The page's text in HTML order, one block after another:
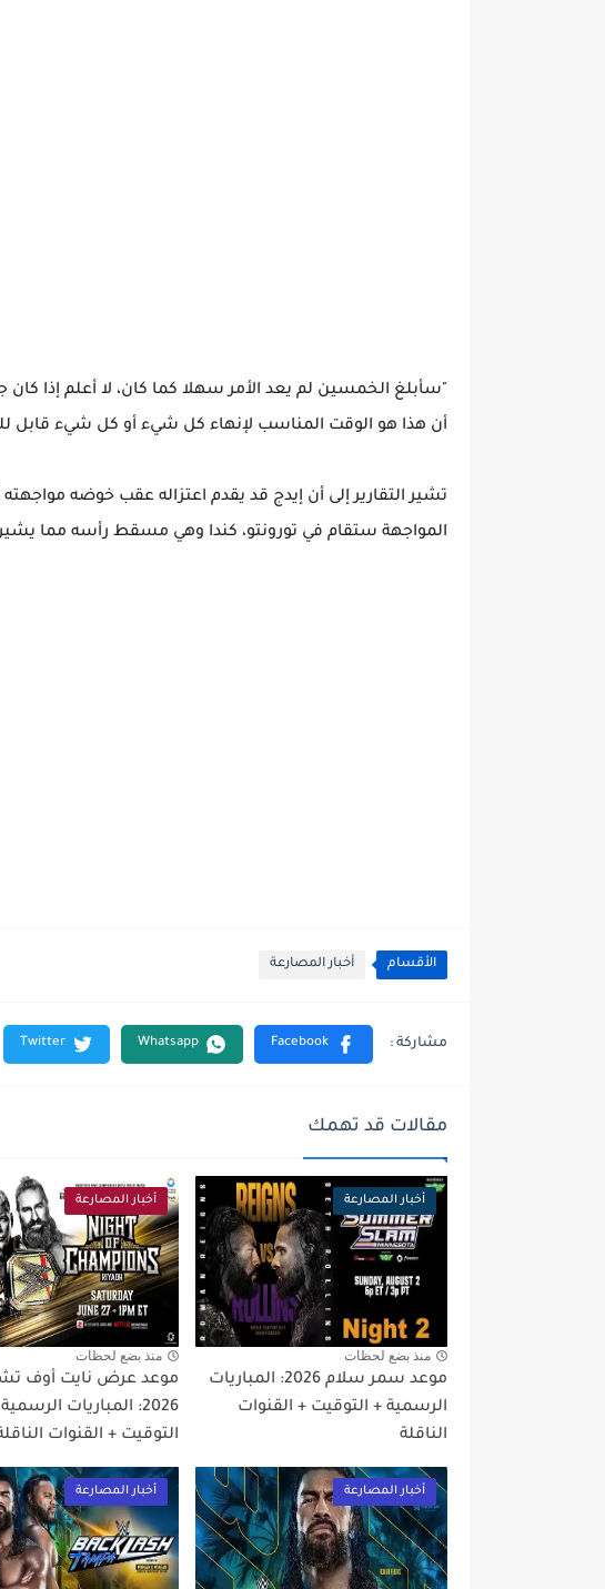
"سأبلغ الخمسين لم يعد الأمر سهلا كما كان، لا أعلم إذا
أن هذا هو الوقت المناسب لإنهاء كل شيء أو كل شيء قابل
تشير التقارير إلى أن إيدج قد يقدم اعتزاله عقب خوضه
المواجهة ستقام في تورونتو، كندا وهي مسقط رأسه مما
الأقسام أخبار المصارعة
مقالات قد تهمك
أخبار المصارعة
منذ بضع لحظات
موعد سمر سلام 2026: المباريات
الرسمية + التوقيت + القنوات
الناقلة
أخبار المصارعة
منذ بضع لحظات
موعد عرض نايت أوف
2026: المباريات
التوقيت + القنوات
أخبار المصارعة أخبار المصارعة